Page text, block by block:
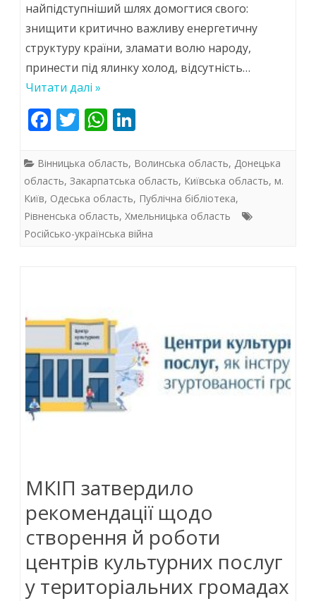
у
бібліотеці
найпідступніший шлях домогтися свого:
знищити критично важливу енергетичну
структуру країни, зламати волю народу,
принести під ялинку холод, відсутність…
Читати далі »
F
e
b
o
o
T
itt
er
W
at
s
A
p
k
e
dI
n
Вінницька область, Волинська область, Донецька
область, Закарпатська область, Київська область, м.
Київ, Одеська область, Публічна бібліотека,
Рівненська область, Хмельницька область
Російсько-українська війна
МКІП затвердило
рекомендації щодо
створення й роботи
центрів культурних послуг
у територіальних громадах